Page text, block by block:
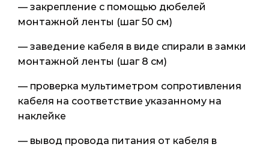
— закрепление с помощью дюбелей
монтажной ленты (шаг 50 см)
— заведение кабеля в виде спирали в замки
монтажной ленты (шаг 8 см)
— проверка мультиметром сопротивления
кабеля на соответствие указанному на
наклейке
— вывод провода питания от кабеля в